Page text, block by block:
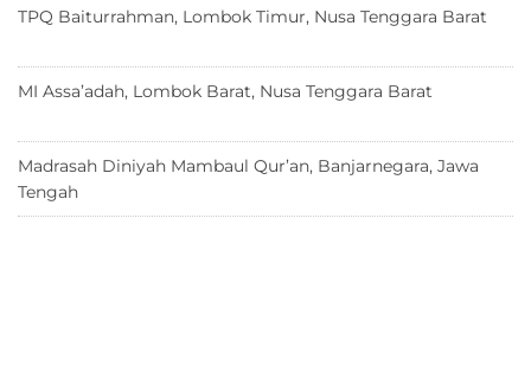
TPQ Baiturrahman, Lombok Timur, Nusa Tenggara Barat
MI Assa’adah, Lombok Barat, Nusa Tenggara Barat
Madrasah Diniyah Mambaul Qur’an, Banjarnegara, Jawa
Tengah